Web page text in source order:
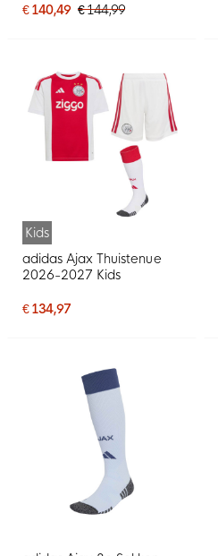
€ 140,49 € 144,99
Kids
adidas Ajax Thuistenue
2026-2027 Kids
€ 134,97